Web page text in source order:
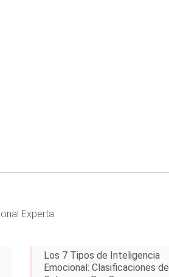
Experta
Los 7 Tipos de Inteligencia
Emocional: Clasificaciones de